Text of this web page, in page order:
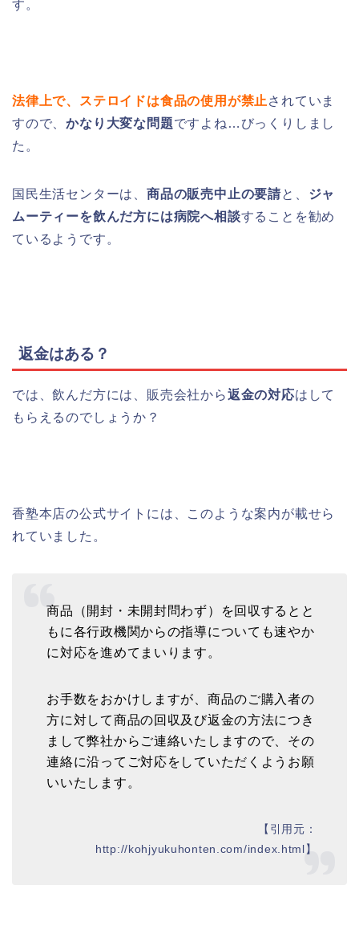
す。
法律上で、ステロイドは食品の使用が禁止 されていま
すので、かなり大変な問題ですよね…びっくりしまし
た。
国民生活センターは、 商品の販売中止の要請と、 ジャ
ムーティーを飲んだ方には病院へ相談することを勧め
ているようです。
返金はある？
では、飲んだ方には、販売会社から返金の対応はして
もらえるのでしょうか？
香塾本店の公式サイトには、このような案内が載せら
れていました。
商品（開封・未開封問わず）を回収するとと
もに各行政機関からの指導についても速やか
に対応を進めてまいります。
お手数をおかけしますが、商品のご購入者の
方に対して商品の回収及び返金の方法につき
まして弊社からご連絡いたしますので、その
連絡に沿ってご対応をしていただくようお願
いいたします。
【引用元：
http://kohjyukuhonten.com/index.html】